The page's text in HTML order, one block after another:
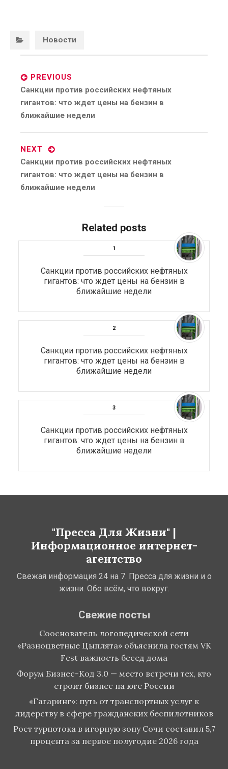
Новости
navigation
PREVIOUS
Previous
post:
Санкции против российских нефтяных
гигантов: что ждет цены на бензин в
ближайшие недели
NEXT
Next
post:
Санкции против российских нефтяных
гигантов: что ждет цены на бензин в
ближайшие недели
Related posts
Санкции против российских нефтяных
гигантов: что ждет цены на бензин в
ближайшие недели
Санкции против российских нефтяных
гигантов: что ждет цены на бензин в
ближайшие недели
Санкции против российских нефтяных
гигантов: что ждет цены на бензин в
ближайшие недели
"Пресса Для Жизни" |
Информационное интернет-
агентство
Свежая информация 24 на 7. Пресса для жизни и о
жизни. Обо всём, что вокруг.
Свежие посты
Сооснователь логопедической сети
«Разноцветные Цыплята» объяснила гостям VK
Fest важность бесед дома
Форум Бизнес-Код 3.0 — место встречи тех, кто
строит бизнес на юге России
«Гагаринг»: путь от транспортных услуг к
лидерству в сфере гражданских беспилотников
Рост турпотока в игорную зону Сочи составил 5,7
процента за первое полугодие 2026 года